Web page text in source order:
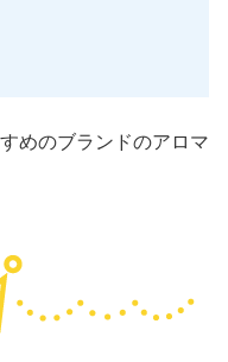
めのブランドのアロマ